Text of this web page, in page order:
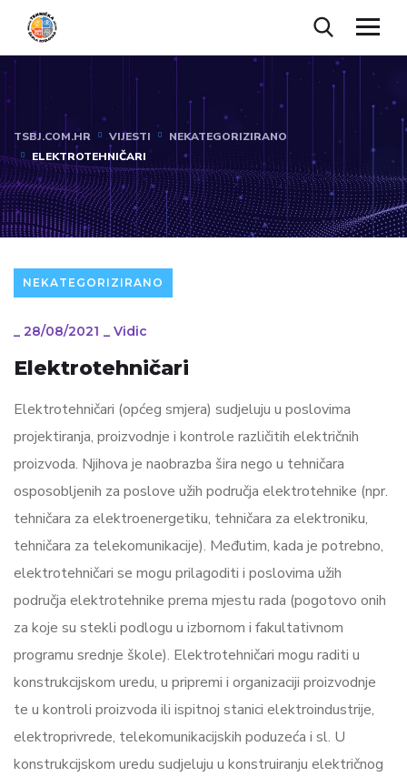
TSBJ.COM.HR VIJESTI
NEKATEGORIZIRANO
ELEKTROTEHNIČARI
NEKATEGORIZIRANO
_ 28/08/2021 _ Vidic
Elektrotehničari
Elektrotehničari (općeg smjera) sudjeluju u poslovima
projektiranja, proizvodnje i kontrole različitih električnih
proizvoda. Njihova je naobrazba šira nego u tehničara
osposobljenih za poslove užih područja elektrotehnike (npr.
tehničara za elektroenergetiku, tehničara za elektroniku,
tehničara za telekomunikacije). Međutim, kada je potrebno,
elektrotehničari se mogu prilagoditi i poslovima užih
područja elektrotehnike prema mjestu rada (pogotovo onih
za koje su stekli podlogu u izbornom i fakultativnom
programu srednje škole). Elektrotehničari mogu raditi u
konstrukcijskom uredu, u pripremi i organizaciji proizvodnje
te u kontroli proizvoda ili ispitnoj stanici elektroindustrije,
elektroprivrede, telekomunikacijskih poduzeća i sl. U
konstrukcijskom uredu sudjeluju u konstruiranju električnog